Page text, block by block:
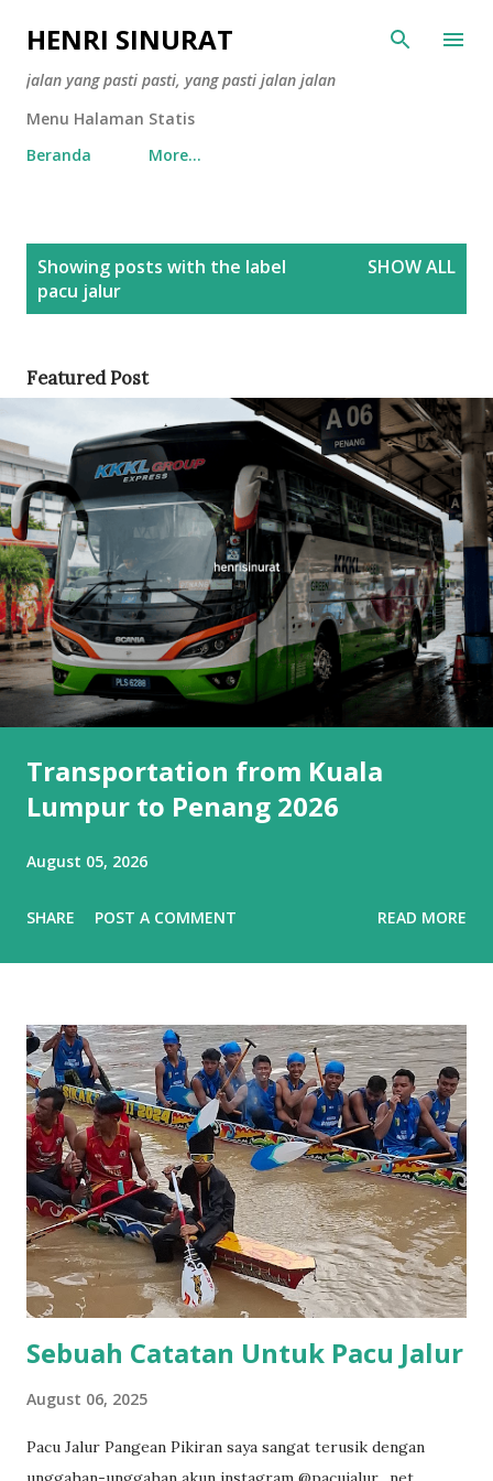
Skip to main content
HENRI SINURAT
jalan yang pasti pasti, yang pasti jalan jalan
Menu Halaman Statis
Beranda
More…
Showing posts with the label
pacu jalur
SHOW ALL
Featured Post
Transportation from Kuala
Lumpur to Penang 2026
August 05, 2026
SHARE POST A COMMENT READ MORE
Sebuah Catatan Untuk Pacu Jalur
August 06, 2025
Pacu Jalur Pangean Pikiran saya sangat terusik dengan